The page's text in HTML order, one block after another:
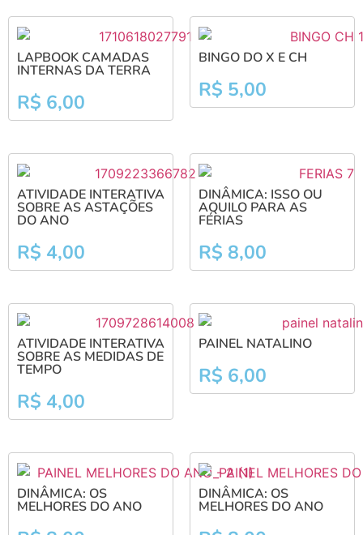
LAPBOOK CAMADAS
INTERNAS DA TERRA
R$ 6,00
BINGO DO X E CH
R$ 5,00
ATIVIDADE INTERATIVA
SOBRE AS ASTAÇÕES
DO ANO
R$ 4,00
DINÂMICA: ISSO OU
AQUILO PARA AS
FÉRIAS
R$ 8,00
ATIVIDADE INTERATIVA
SOBRE AS MEDIDAS DE
TEMPO
R$ 4,00
PAINEL NATALINO
R$ 6,00
DINÂMICA: OS
MELHORES DO ANO
DINÂMICA: OS
MELHORES DO ANO